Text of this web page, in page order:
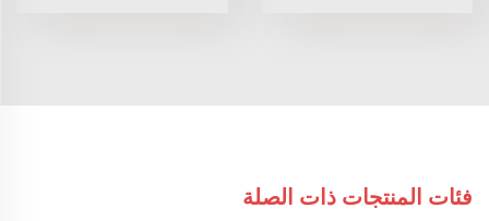
فئات المنتجات ذات الصلة